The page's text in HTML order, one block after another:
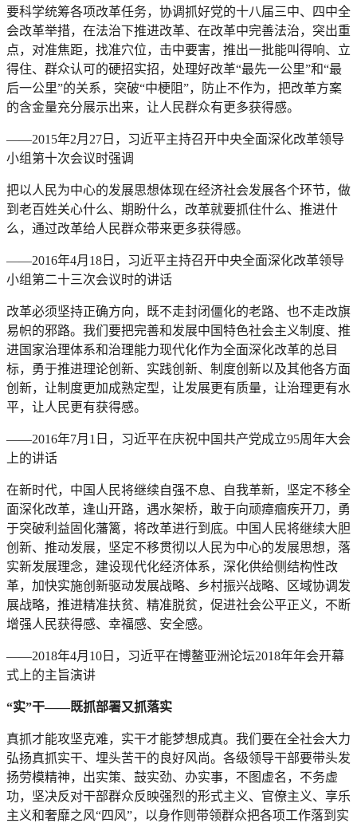
要科学统筹各项改革任务，协调抓好党的十八届三中、四中全
会改革举措，在法治下推进改革、在改革中完善法治，突出重
点，对准焦距，找准穴位，击中要害，推出一批能叫得响、立
得住、群众认可的硬招实招，处理好改革“最先一公里”和“最
后一公里”的关系，突破“中梗阻”，防止不作为，把改革方案
的含金量充分展示出来，让人民群众有更多获得感。
——2015年2月27日，习近平主持召开中央全面深化改革领导
小组第十次会议时强调
把以人民为中心的发展思想体现在经济社会发展各个环节，做
到老百姓关心什么、期盼什么，改革就要抓住什么、推进什
么，通过改革给人民群众带来更多获得感。
——2016年4月18日，习近平主持召开中央全面深化改革领导
小组第二十三次会议时的讲话
改革必须坚持正确方向，既不走封闭僵化的老路、也不走改旗
易帜的邪路。我们要把完善和发展中国特色社会主义制度、推
进国家治理体系和治理能力现代化作为全面深化改革的总目
标，勇于推进理论创新、实践创新、制度创新以及其他各方面
创新，让制度更加成熟定型，让发展更有质量，让治理更有水
平，让人民更有获得感。
——2016年7月1日，习近平在庆祝中国共产党成立95周年大会
上的讲话
在新时代，中国人民将继续自强不息、自我革新，坚定不移全
面深化改革，逢山开路，遇水架桥，敢于向顽瘴痼疾开刀，勇
于突破利益固化藩篱，将改革进行到底。中国人民将继续大胆
创新、推动发展，坚定不移贯彻以人民为中心的发展思想，落
实新发展理念，建设现代化经济体系，深化供给侧结构性改
革，加快实施创新驱动发展战略、乡村振兴战略、区域协调发
展战略，推进精准扶贫、精准脱贫，促进社会公平正义，不断
增强人民获得感、幸福感、安全感。
——2018年4月10日，习近平在博鳌亚洲论坛2018年年会开幕
式上的主旨演讲
“实”干——既抓部署又抓落实
真抓才能攻坚克难，实干才能梦想成真。我们要在全社会大力
弘扬真抓实干、埋头苦干的良好风尚。各级领导干部要带头发
扬劳模精神，出实策、鼓实劲、办实事，不图虚名，不务虚
功，坚决反对干部群众反映强烈的形式主义、官僚主义、享乐
主义和奢靡之风“四风”，以身作则带领群众把各项工作落到实